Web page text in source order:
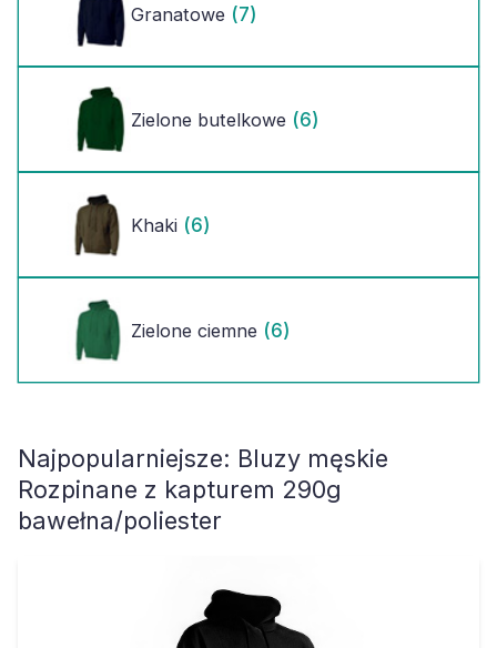
Granatowe (7)
Zielone butelkowe (6)
Khaki (6)
Zielone ciemne (6)
Najpopularniejsze: Bluzy męskie
Rozpinane z kapturem 290g
bawełna/poliester